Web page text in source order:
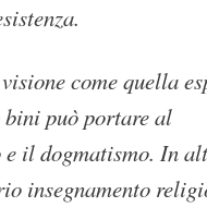
come quella
può portare al
il dogmatismo. In
insegnamento